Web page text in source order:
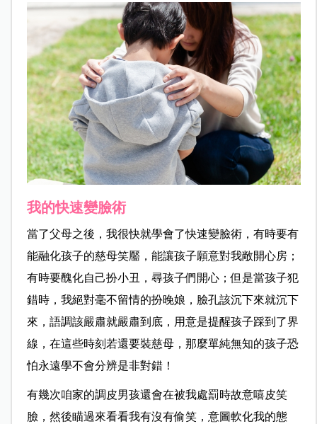
我的快速變臉術
當了父母之後，我很快就學會了快速變臉術，有時要有
能融化孩子的慈母笑靨，能讓孩子願意對我敞開心房；
有時要醜化自己扮小丑，尋孩子們開心；但是當孩子犯
錯時，我絕對毫不留情的扮晚娘，臉孔該沉下來就沉下
來，語調該嚴肅就嚴肅到底，用意是提醒孩子踩到了界
線，在這些時刻若還要裝慈母，那麼單純無知的孩子恐
怕永遠學不會分辨是非對錯！
有幾次咱家的調皮男孩還會在被我處罰時故意嘻皮笑
臉，然後瞄過來看看我有沒有偷笑，意圖軟化我的態